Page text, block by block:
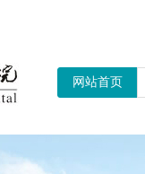
网站首页